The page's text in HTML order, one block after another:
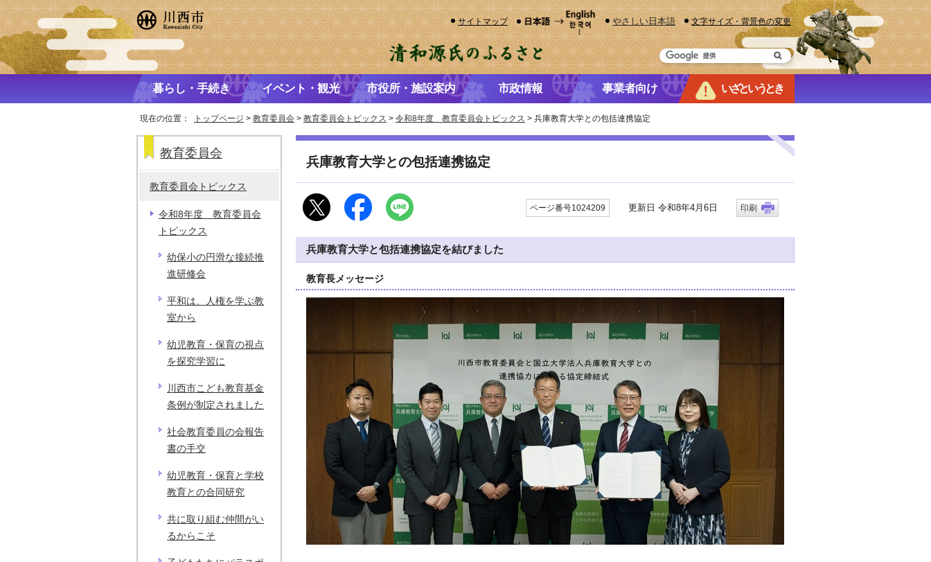
サイトマップ やさしい日本語 文字サイズ・背景色の変更
暮らし・手続き イベント・観光 市役所・施設案内 市政情報 事業者向け いざというとき
現在の位置： トップページ > 教育委員会 > 教育委員会トピックス > 令和8年度 教育委員会トピックス > 兵庫教育大学との包括連携協定
兵庫教育大学との包括連携協定
ページ番号1024209 更新日 令和8年4月6日 印刷
兵庫教育大学と包括連携協定を結びました
教育長メッセージ
教育委員会
教育委員会トピックス
令和8年度 教育委員会
トピックス
幼保小の円滑な接続推
進研修会
平和は、人権を学ぶ教
室から
幼児教育・保育の視点
を探究学習に
川西市こども教育基金
条例が制定されました
社会教育委員の会報告
書の手交
幼児教育・保育と学校
教育との合同研究
共に取り組む仲間がい
るからこそ